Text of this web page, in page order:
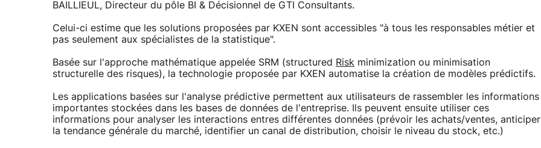
BAILLIEUL, Directeur du pôle BI & Décisionnel de GTI Consultants.
Celui-ci estime que les solutions proposées par KXEN sont accessibles "à tous les responsables métier et
pas seulement aux spécialistes de la statistique".
Basée sur l'approche mathématique appelée SRM (structured Risk minimization ou minimisation
structurelle des risques), la technologie proposée par KXEN automatise la création de modèles prédictifs.
Les applications basées sur l'analyse prédictive permettent aux utilisateurs de rassembler les informations
importantes stockées dans les bases de données de l'entreprise. Ils peuvent ensuite utiliser ces
informations pour analyser les interactions entres différentes données (prévoir les achats/ventes, anticiper
la tendance générale du marché, identifier un canal de distribution, choisir le niveau du stock, etc.)